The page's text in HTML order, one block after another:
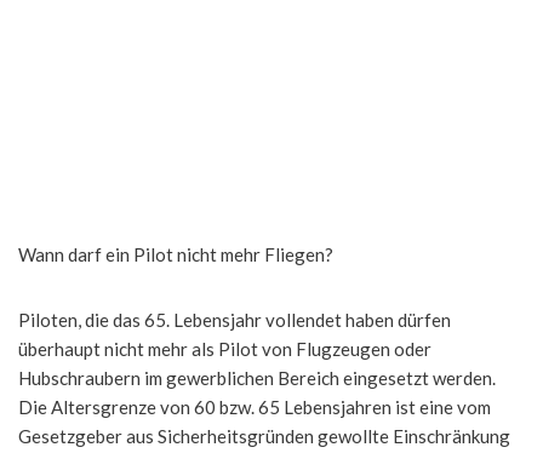
Wann darf ein Pilot nicht mehr Fliegen?
Piloten, die das 65. Lebensjahr vollendet haben dürfen
überhaupt nicht mehr als Pilot von Flugzeugen oder
Hubschraubern im gewerblichen Bereich eingesetzt werden.
Die Altersgrenze von 60 bzw. 65 Lebensjahren ist eine vom
Gesetzgeber aus Sicherheitsgründen gewollte Einschränkung